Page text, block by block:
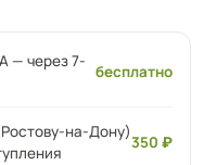
— через 7-
бесплатно
на-Дону)
350 ₽